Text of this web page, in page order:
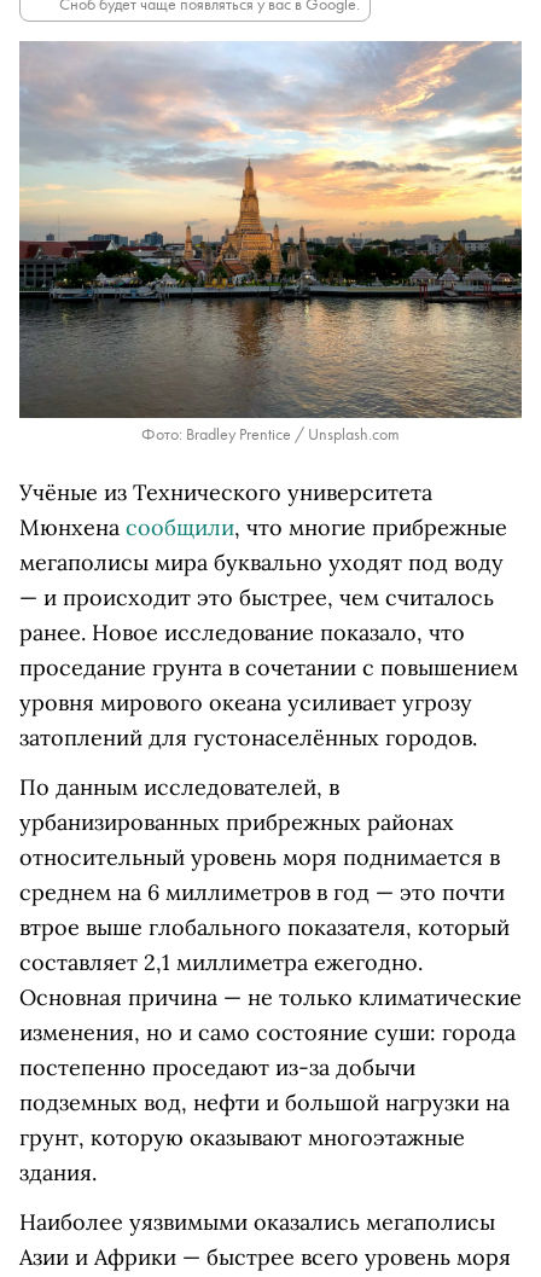
Фото: Bradley Prentice / Unsplash.com
Учёные из Технического университета
Мюнхена сообщили, что многие прибрежные
мегаполисы мира буквально уходят под воду
— и происходит это быстрее, чем считалось
ранее. Новое исследование показало, что
проседание грунта в сочетании с повышением
уровня мирового океана усиливает угрозу
затоплений для густонаселённых городов.
По данным исследователей, в
урбанизированных прибрежных районах
относительный уровень моря поднимается в
среднем на 6 миллиметров в год — это почти
втрое выше глобального показателя, который
составляет 2,1 миллиметра ежегодно.
Основная причина — не только климатические
изменения, но и само состояние суши: города
постепенно проседают из-за добычи
подземных вод, нефти и большой нагрузки на
грунт, которую оказывают многоэтажные
здания.
Наиболее уязвимыми оказались мегаполисы
Азии и Африки — быстрее всего уровень моря